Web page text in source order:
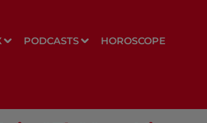
PODCASTS HOROSCOPE